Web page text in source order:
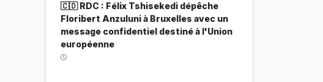
🇨🇩 RDC : Félix Tshisekedi dépêche
Floribert Anzuluni à Bruxelles avec un
message confidentiel destiné à l'Union
européenne